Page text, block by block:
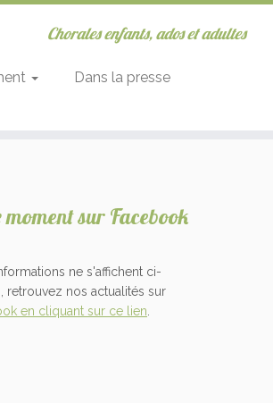
Chorales enfants, ados et adultes
Dans la presse
moment sur Facebook
ne s'affichent ci-
retrouvez nos actualités sur
en cliquant sur ce lien